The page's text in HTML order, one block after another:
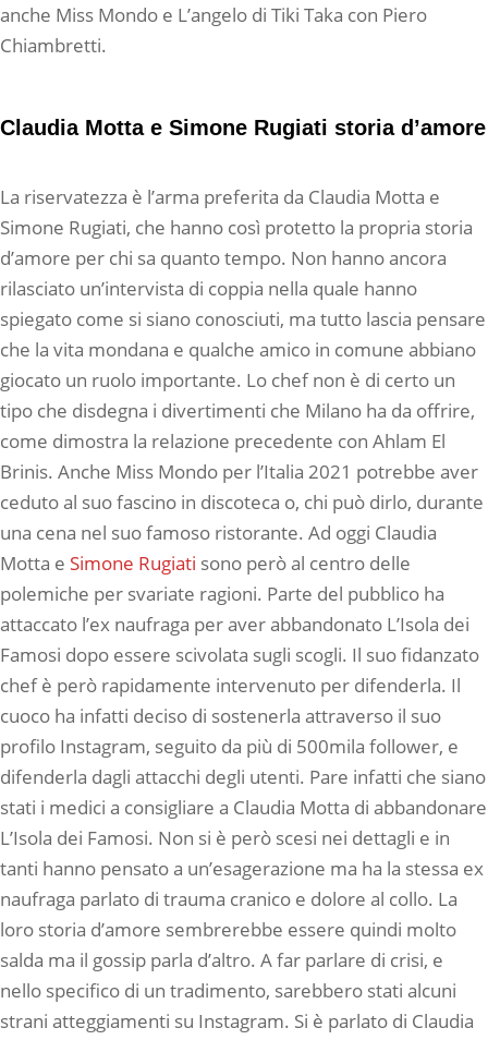
anche Miss Mondo e L’angelo di Tiki Taka con Piero
Chiambretti.
Claudia Motta e Simone Rugiati storia d’amore
La riservatezza è l’arma preferita da Claudia Motta e
Simone Rugiati, che hanno così protetto la propria storia
d’amore per chi sa quanto tempo. Non hanno ancora
rilasciato un’intervista di coppia nella quale hanno
spiegato come si siano conosciuti, ma tutto lascia pensare
che la vita mondana e qualche amico in comune abbiano
giocato un ruolo importante. Lo chef non è di certo un
tipo che disdegna i divertimenti che Milano ha da offrire,
come dimostra la relazione precedente con Ahlam El
Brinis. Anche Miss Mondo per l’Italia 2021 potrebbe aver
ceduto al suo fascino in discoteca o, chi può dirlo, durante
una cena nel suo famoso ristorante. Ad oggi Claudia
Motta e Simone Rugiati sono però al centro delle
polemiche per svariate ragioni. Parte del pubblico ha
attaccato l’ex naufraga per aver abbandonato L’Isola dei
Famosi dopo essere scivolata sugli scogli. Il suo fidanzato
chef è però rapidamente intervenuto per difenderla. Il
cuoco ha infatti deciso di sostenerla attraverso il suo
profilo Instagram, seguito da più di 500mila follower, e
difenderla dagli attacchi degli utenti. Pare infatti che siano
stati i medici a consigliare a Claudia Motta di abbandonare
L’Isola dei Famosi. Non si è però scesi nei dettagli e in
tanti hanno pensato a un’esagerazione ma ha la stessa ex
naufraga parlato di trauma cranico e dolore al collo. La
loro storia d’amore sembrerebbe essere quindi molto
salda ma il gossip parla d’altro. A far parlare di crisi, e
nello specifico di un tradimento, sarebbero stati alcuni
strani atteggiamenti su Instagram. Si è parlato di Claudia